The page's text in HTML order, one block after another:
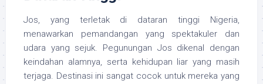
Jos, yang terletak di dataran tinggi Nigeria,
menawarkan pemandangan yang spektakuler dan
udara yang sejuk. Pegunungan Jos dikenal dengan
keindahan alamnya, serta kehidupan liar yang masih
terjaga. Destinasi ini sangat cocok untuk mereka yang